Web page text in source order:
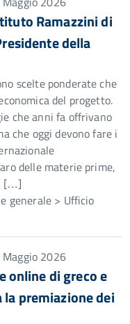
Ramazzini di
della
scelte ponderate che
del progetto.
che anni fa offrivano
che oggi devono fare i
delle materie prime,
[…]
generale > Ufficio
2026
online di greco e
premiazione dei